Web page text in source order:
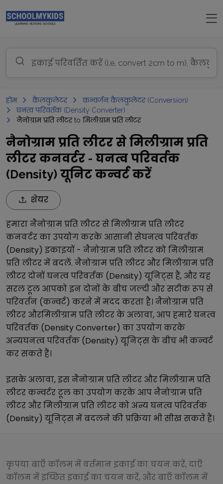
होम कैलकुलेटर
कन्वर्जन कैलकुलेटर (Conversion)
घनत्व परिवर्तक (Density Converter)
नैनोग्राम प्रति लीटर to मिलीग्राम प्रति लीटर
नैनोग्राम प्रति लीटर से मिलीग्राम प्रति
लीटर कनवर्टर - घनत्व परिवर्तक
(Density) यूनिट कन्वर्ट करें
शेयर
हमारानैनोग्राम प्रति लीटरसेमिलीग्राम प्रति लीटर
कनवर्टर का उपयोग करके आसानी सेघनत्व परिवर्तक
(Density) इकाइयों - नैनोग्राम प्रति लीटरकोमिलीग्राम
प्रति लीटरमें बदलें. नैनोग्राम प्रति लीटर औरमिलीग्राम प्रति
लीटरदोनोंघनत्व परिवर्तक (Density) यूनिट्स हैं, और यह
सरल टूल आपको इन दोनों के बीच जल्दी और सटीक रूप से
परिवर्तन (कन्वर्ट) करने में मदद करता है। नैनोग्राम प्रति
लीटर औरमिलीग्राम प्रति लीटरके अलावा, आप हमारेघनत्व
परिवर्तक (Density Converter) का उपयोग करके
अन्यघनत्व परिवर्तक (Density) यूनिट्स के बीच भी कन्वर्ट
कर सकते हैं।
इसके अलावा, इसनैनोग्राम प्रति लीटर औरमिलीग्राम प्रति
लीटरकन्वर्टर टूल का उपयोग करके आपनैनोग्राम प्रति
लीटर औरमिलीग्राम प्रति लीटरको अन्यघनत्व परिवर्तक
(Density) यूनिट्स में बदलने की प्रक्रिया भी सीख सकते हैं।
कृपया बाएँ कॉलम में वर्तमान इकाई का चयन करें, दाएँ
कॉलम में इच्छित इकाई का चयन करें, और बाएँ कॉलम में